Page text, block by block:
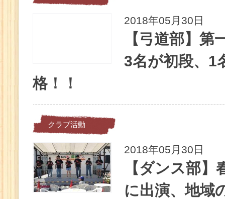
2018年05月30日
【弓道部】第
3名が初段、1
格！！
クラブ活動
2018年05月30日
【ダンス部
に出演、地域